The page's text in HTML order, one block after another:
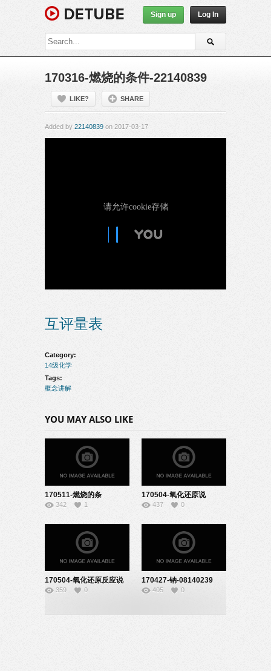
Sign up Log In
170316-燃烧的条件-22140839
LIKE? SHARE
Added by 22140839 on 2017-03-17
互评量表
Category:
14级化学
Tags:
概念讲解
YOU MAY ALSO LIKE
170511-燃烧的条
件-22140829
342 1
170504-氧化还原说
课-04140107
437 0
170504-氧化还原反应说
课-08140239
359 0
170427-钠-08140239
405 0